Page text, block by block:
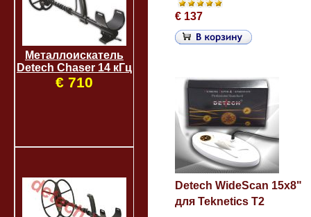
Металлоискатель
Detech Chaser 14 кГц
€ 710
€ 137
Detech WideScan 15х8"
для Teknetics T2